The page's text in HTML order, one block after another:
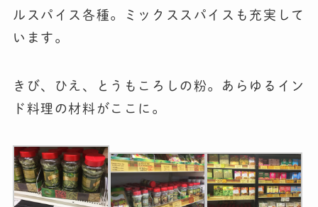
ルスパイス各種。ミックススパイスも充実して
います。
きび、ひえ、とうもころしの粉。あらゆるイン
ド料理の材料がここに。